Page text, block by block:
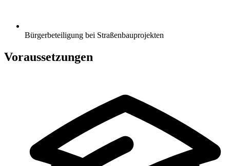
Bürgerbeteiligung bei Straßenbauprojekten
Voraussetzungen